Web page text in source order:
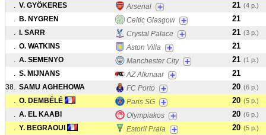
. V. GYÖKERES Arsenal + 21 (4 p.)
. B. NYGREN Celtic Glasgow + 21
. I. SARR Crystal Palace + 21 (3 p.)
. O. WATKINS Aston Villa + 21
. A. SEMENYO Manchester City + 21 (1 p.)
. S. MIJNANS AZ Alkmaar + 21
38. SAMU AGHEHOWA FC Porto + 20 (6 p.)
. O. DEMBÉLÉ Paris SG + 20 (5 p.)
. A. EL KAABI Olympiakos + 20 (6 p.)
. Y. BEGRAOUI Estoril Praia + 20 (5 p.)